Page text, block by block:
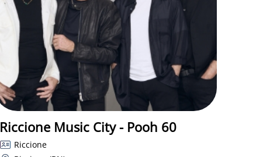
Riccione Music City - Pooh 60
Riccione